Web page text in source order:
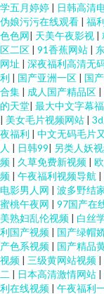
学五月婷婷 | 日韩高清
伪娘污污在线观看 | 福
色色网| 天美午夜影视 |
区二区 | 91香蕉网站 |
网址 | 深夜福利高清无
利 | 国产亚洲一区 | 国
合集 | 成人国产精品区 |
的天堂| 最大中文字幕
| 美女毛片视频网站 |
夜福利 | 中文无码毛片又
人 | 日韩99| 另类人妖
频 | 久草免费新视频 |
频 | 午夜福利视频导航 |
电影男人网 | 波多野结
蜜桃午夜网 | 97国产在
美熟妇乱伦视频 | 白丝
利国产视频 | 国产绿帽
产色系视频 | 国产精品
视频 | 三级黄网站视频 |
二 | 日本高清激情网站 |
利在线视频 | 午夜福利